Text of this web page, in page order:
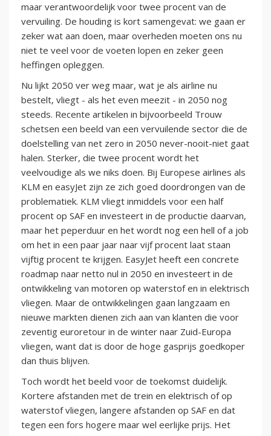
maar verantwoordelijk voor twee procent van de
vervuiling. De houding is kort samengevat: we gaan er
zeker wat aan doen, maar overheden moeten ons nu
niet te veel voor de voeten lopen en zeker geen
heffingen opleggen.
Nu lijkt 2050 ver weg maar, wat je als airline nu
bestelt, vliegt - als het even meezit - in 2050 nog
steeds. Recente artikelen in bijvoorbeeld Trouw
schetsen een beeld van een vervuilende sector die de
doelstelling van net zero in 2050 never-nooit-niet gaat
halen. Sterker, die twee procent wordt het
veelvoudige als we niks doen. Bij Europese airlines als
KLM en easyJet zijn ze zich goed doordrongen van de
problematiek. KLM vliegt inmiddels voor een half
procent op SAF en investeert in de productie daarvan,
maar het peperduur en het wordt nog een hell of a job
om het in een paar jaar naar vijf procent laat staan
vijftig procent te krijgen. EasyJet heeft een concrete
roadmap naar netto nul in 2050 en investeert in de
ontwikkeling van motoren op waterstof en in elektrisch
vliegen. Maar de ontwikkelingen gaan langzaam en
nieuwe markten dienen zich aan van klanten die voor
zeventig euroretour in de winter naar Zuid-Europa
vliegen, want dat is door de hoge gasprijs goedkoper
dan thuis blijven.
Toch wordt het beeld voor de toekomst duidelijk.
Kortere afstanden met de trein en elektrisch of op
waterstof vliegen, langere afstanden op SAF en dat
tegen een fors hogere maar wel eerlijke prijs. Het